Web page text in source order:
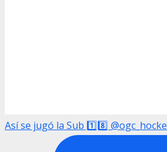
Así se jugó la Sub 1️⃣8️⃣